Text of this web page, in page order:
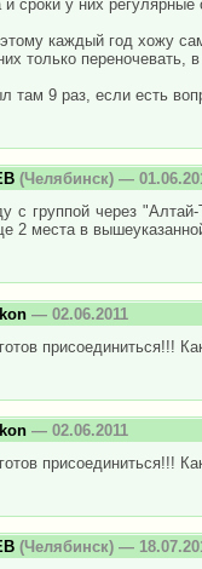
и сроки у них
каждый год хожу
только переночевать,
там 9 раз, если есть
(Челябинск) —
с группой через
2 места в
— 02.06.2011
присоединиться!!!
— 02.06.2011
присоединиться!!!
(Челябинск) —